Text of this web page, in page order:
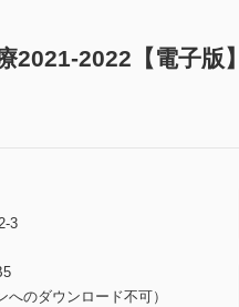
2021-2022【電子版】
3
へのダウンロード不可）